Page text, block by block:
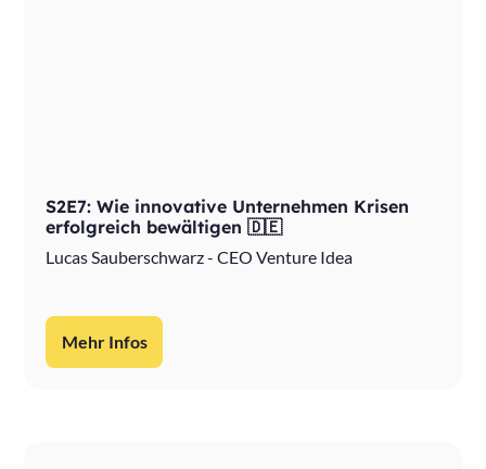
S2E7: Wie innovative Unternehmen Krisen
erfolgreich bewältigen 🇩🇪
Lucas Sauberschwarz - CEO Venture Idea
Mehr Infos